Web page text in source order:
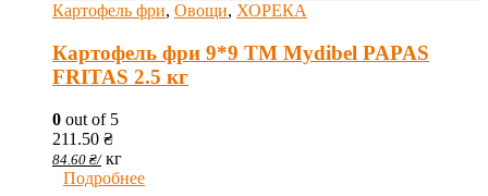
Картофель фри, Овощи, ХОРЕКА
Картофель фри 9*9 ТМ Mydibel PAPAS
FRITAS 2.5 кг
0 out of 5
211.50 ₴
84.60 ₴/ кг
Подробнее